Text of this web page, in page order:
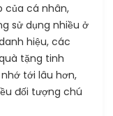
của cá nhân,
sử dụng nhiều ở
hiệu, các
tặng tinh
tới lâu hơn,
đối tượng chú